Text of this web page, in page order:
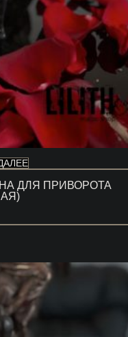
ДЛЯ ПРИВОРОТА